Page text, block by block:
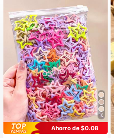
16
Ahorro de $0.08